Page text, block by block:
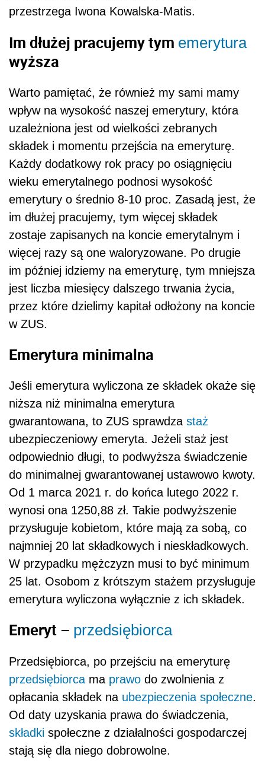
przestrzega Iwona Kowalska-Matis.
Im dłużej pracujemy tym emerytura
wyższa
Warto pamiętać, że również my sami mamy
wpływ na wysokość naszej emerytury, która
uzależniona jest od wielkości zebranych
składek i momentu przejścia na emeryturę.
Każdy dodatkowy rok pracy po osiągnięciu
wieku emerytalnego podnosi wysokość
emerytury o średnio 8-10 proc. Zasadą jest, że
im dłużej pracujemy, tym więcej składek
zostaje zapisanych na koncie emerytalnym i
więcej razy są one waloryzowane. Po drugie
im później idziemy na emeryturę, tym mniejsza
jest liczba miesięcy dalszego trwania życia,
przez które dzielimy kapitał odłożony na koncie
w ZUS.
Emerytura minimalna
Jeśli emerytura wyliczona ze składek okaże się
niższa niż minimalna emerytura
gwarantowana, to ZUS sprawdza staż
ubezpieczeniowy emeryta. Jeżeli staż jest
odpowiednio długi, to podwyższa świadczenie
do minimalnej gwarantowanej ustawowo kwoty.
Od 1 marca 2021 r. do końca lutego 2022 r.
wynosi ona 1250,88 zł. Takie podwyższenie
przysługuje kobietom, które mają za sobą, co
najmniej 20 lat składkowych i nieskładkowych.
W przypadku mężczyzn musi to być minimum
25 lat. Osobom z krótszym stażem przysługuje
emerytura wyliczona wyłącznie z ich składek.
Emeryt – przedsiębiorca
Przedsiębiorca, po przejściu na emeryturę
przedsiębiorca ma prawo do zwolnienia z
opłacania składek na ubezpieczenia społeczne.
Od daty uzyskania prawa do świadczenia,
składki społeczne z działalności gospodarczej
stają się dla niego dobrowolne.